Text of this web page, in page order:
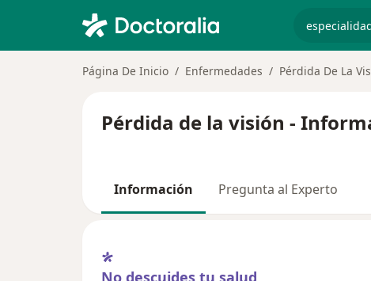
Página De Inicio Enfermedades Pérdida De La
Pérdida de la visión -
Información Pregunta al Experto
No descuides tu salud